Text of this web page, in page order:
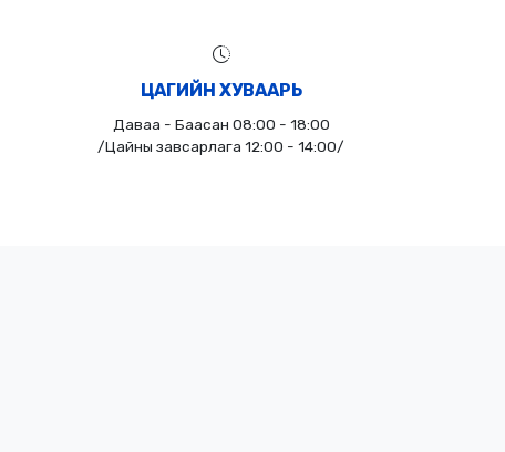
ЦАГИЙН ХУВААРЬ
Даваа - Баасан 08:00 - 18:00
/Цайны завсарлага 12:00 - 14:00/